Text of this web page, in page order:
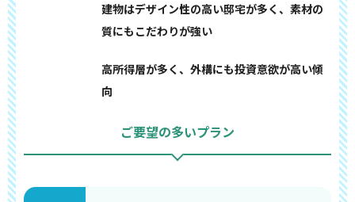
建物はデザイン性の高い邸宅が多く、素材の
質にもこだわりが強い
高所得層が多く、外構にも投資意欲が高い傾
向
ご要望の多いプラン